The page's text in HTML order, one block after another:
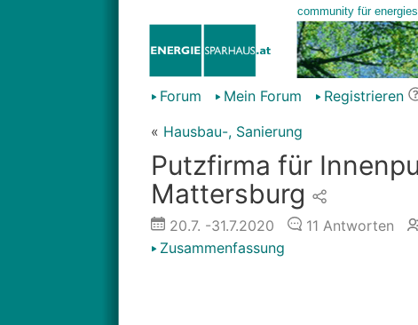
Forum Mein Forum Registrieren
« Hausbau-, Sanierung
Putzfirma für
Mattersburg
20.7. -31.7.2020 11 Antworten
Zusammenfassung